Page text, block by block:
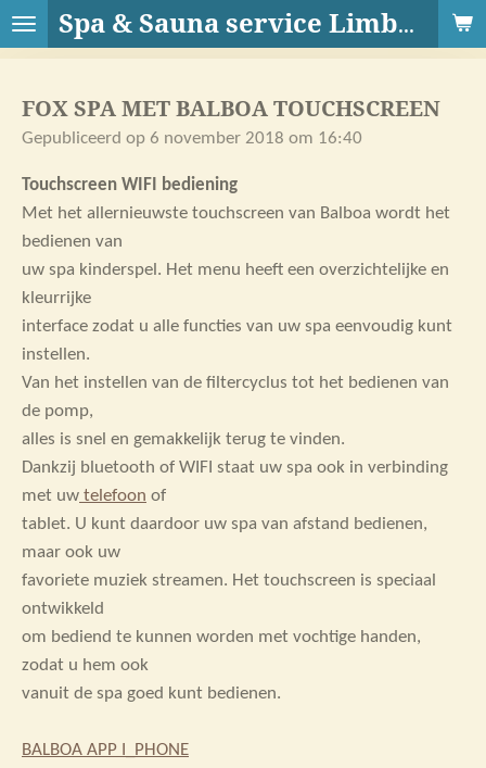
Ga
direct
de
hoofdinhoud
Spa & Sauna service Limburg
FOX SPA MET BALBOA TOUCHSCREEN
Gepubliceerd op 6 november 2018 om 16:40
Touchscreen WIFI bediening
Met het allernieuwste touchscreen van Balboa wordt het
bedienen van
uw spa kinderspel. Het menu heeft een overzichtelijke en
kleurrijke
interface zodat u alle functies van uw spa eenvoudig kunt
instellen.
Van het instellen van de filtercyclus tot het bedienen van
de pomp,
alles is snel en gemakkelijk terug te vinden.
Dankzij bluetooth of WIFI staat uw spa ook in verbinding
met uw telefoon of
tablet. U kunt daardoor uw spa van afstand bedienen,
maar ook uw
favoriete muziek streamen. Het touchscreen is speciaal
ontwikkeld
om bediend te kunnen worden met vochtige handen,
zodat u hem ook
vanuit de spa goed kunt bedienen.
BALBOA APP I_PHONE